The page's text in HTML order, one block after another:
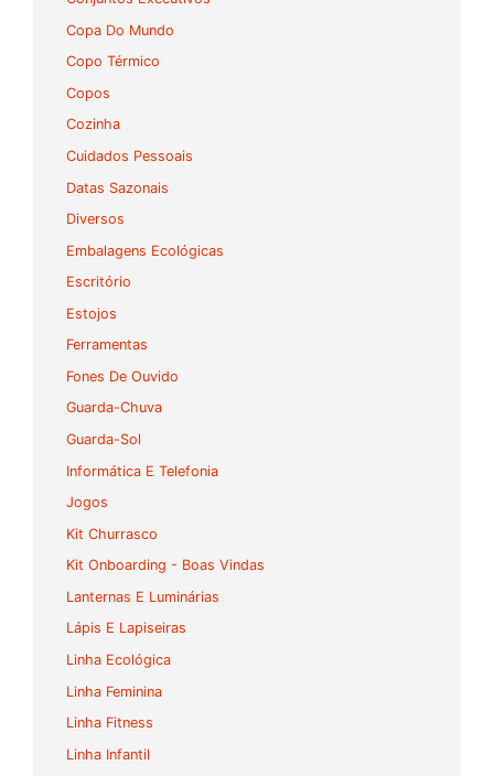
Copa Do Mundo
Copo Térmico
Copos
Cozinha
Cuidados Pessoais
Datas Sazonais
Diversos
Embalagens Ecológicas
Escritório
Estojos
Ferramentas
Fones De Ouvido
Guarda-Chuva
Guarda-Sol
Informática E Telefonia
Jogos
Kit Churrasco
Kit Onboarding - Boas Vindas
Lanternas E Luminárias
Lápis E Lapiseiras
Linha Ecológica
Linha Feminina
Linha Fitness
Linha Infantil